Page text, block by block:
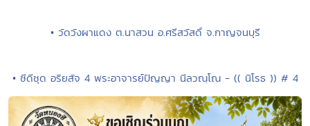
• วัดวังผาแดง ต.นาสวน อ.ศรีสวัสดิ์ จ.กาญจนบุรี
• ซีดีชุด อริยสัจ 4 พระอาจารย์ปัญญา นีลวณฺโณ - (( นิโรธ )) # 4